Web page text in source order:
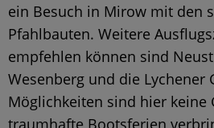
ein Besuch in Mirow mit den
Pfahlbauten. Weitere
empfehlen können sind
Wesenberg und die Lychener
Möglichkeiten sind hier keine
traumhafte Bootsferien